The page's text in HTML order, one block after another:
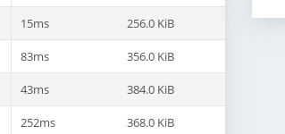
15ms 256.0 KiB
83ms 356.0 KiB
43ms 384.0 KiB
252ms 368.0 KiB